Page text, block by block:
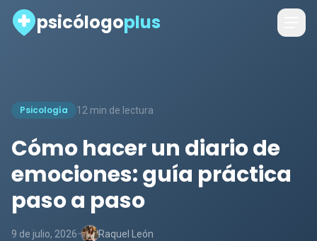
psicólogoplus
Psicología 12 min de lectura
Cómo hacer un diario de
emociones: guía práctica
paso a paso
9 de julio, 2026- Raquel León